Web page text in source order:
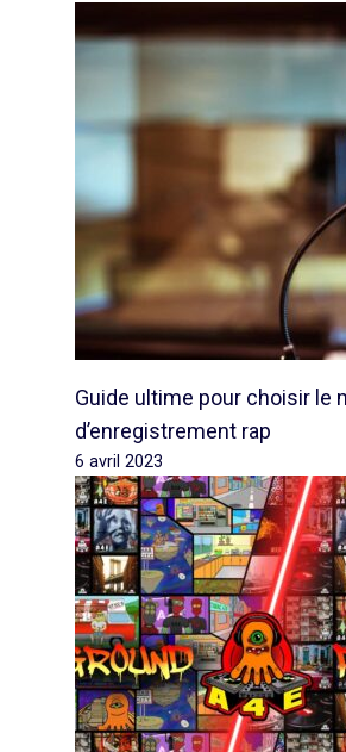
Guide ultime pour choisir le
d’enregistrement rap
6 avril 2023